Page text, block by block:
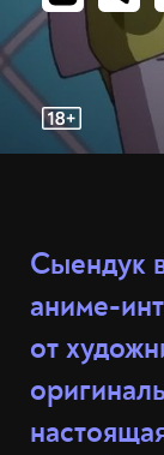
Сыендук
аниме-
от